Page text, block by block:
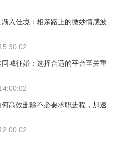
入佳境：相亲路上的微妙情感波
城征婚：选择合适的平台至关重
高效删除不必要求职进程，加速